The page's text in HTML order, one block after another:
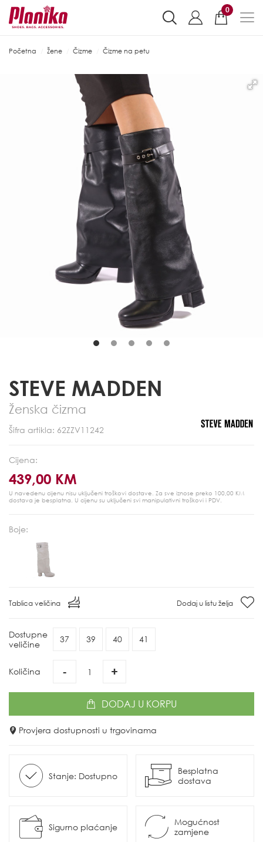
0
Početna Žene Čizme Čizme na petu
STEVE MADDEN
Ženska čizma
Šifra artikla: 62ZZV11242
Cijena:
439,00 KM
U navedenu cijenu nisu uključeni troškovi dostave. Za sve iznose preko 100,00 KM
dostava je besplatna. U cijenu su uključeni svi manipulativni troškovi i PDV.
Boje:
Tablica veličina Dodaj u listu želja
Dostupne
veličine
37 39 40 41
Količina - +
DODAJ U KORPU
Provjera dostupnosti u trgovinama
Stanje: Dostupno
Besplatna
dostava
Sigurno plaćanje
Mogućnost
zamjene